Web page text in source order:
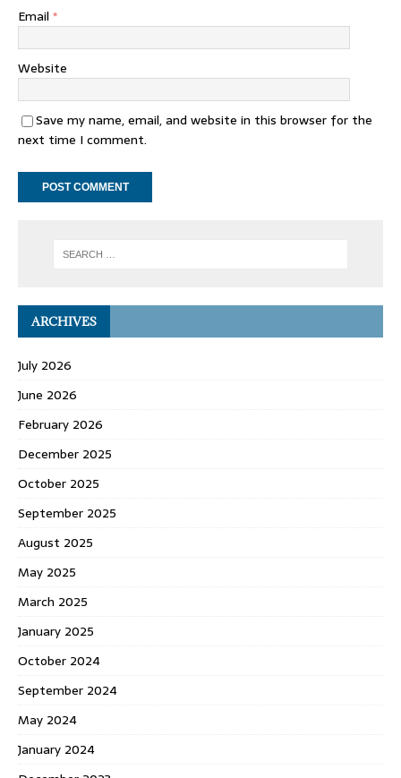
Email *
Website
Save my name, email, and website in this browser for the
next time I comment.
ARCHIVES
July 2026
June 2026
February 2026
December 2025
October 2025
September 2025
August 2025
May 2025
March 2025
January 2025
October 2024
September 2024
May 2024
January 2024